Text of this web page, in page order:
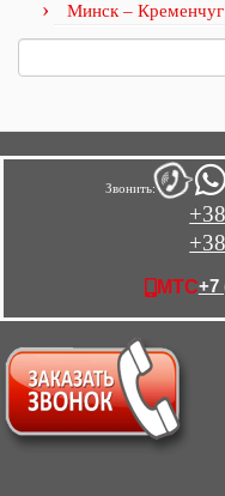
Минск – Кременчуг
Звонить:
МТС+7